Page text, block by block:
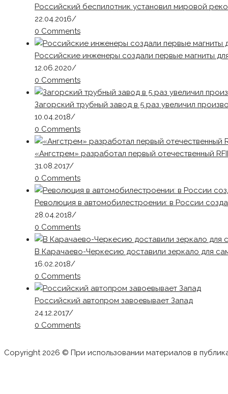
Российский беспилотник установил мировой
22.04.2016/
0 Comments
Российские инженеры создали первые магниты
12.06.2020/
0 Comments
Загорский трубный завод в 5 раз увеличил
10.04.2018/
0 Comments
«Ангстрем» разработал первый отечественный
31.08.2017/
0 Comments
Революция в автомобилестроении: в России
28.04.2018/
0 Comments
В Карачаево-Черкесию доставили зеркало для
16.02.2018/
0 Comments
Российский автопром завоевывает Запад
24.12.2017/
0 Comments
Copyright 2026 © При использовании материалов в